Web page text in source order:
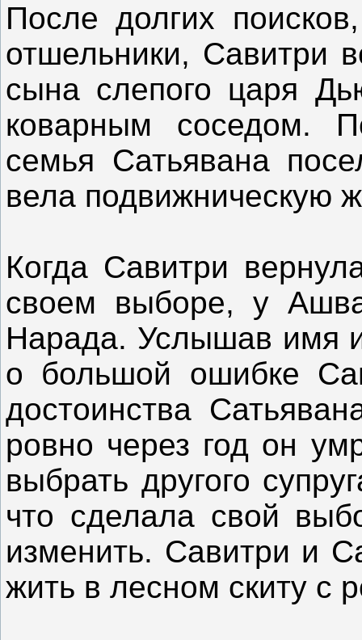
После долгих
отшельники, Савитри
сына слепого царя
коварным соседом.
семья Сатьявана
вела подвижническую
Когда Савитри
своем выборе, у
Нарада. Услышав имя
о большой ошибке
достоинства
ровно через год он
выбрать другого
что сделала свой
изменить. Савитри и
жить в лесном скиту с